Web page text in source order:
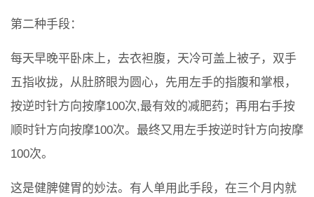
第二种手段：
每天早晚平卧床上，去衣袒腹，天冷可盖上被子，双手
五指收拢，从肚脐眼为圆心，先用左手的指腹和掌根，
按逆时针方向按摩100次,最有效的减肥药；再用右手按
顺时针方向按摩100次。最终又用左手按逆时针方向按摩
100次。
这是健脾健胃的妙法。有人单用此手段，在三个月内就